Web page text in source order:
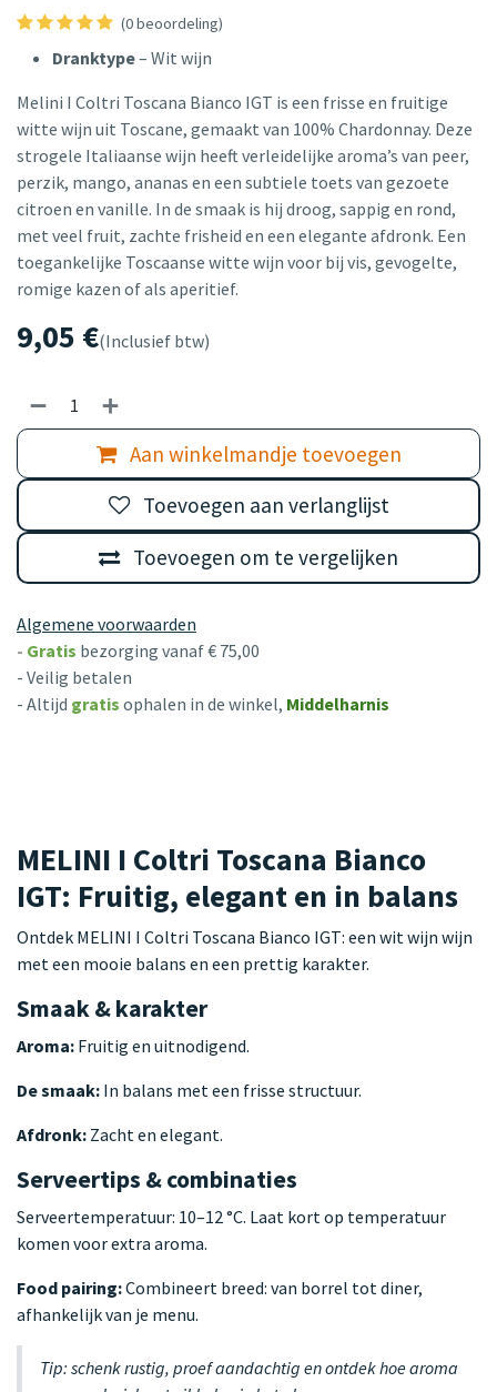
(0 beoordeling)
Dranktype– Wit wijn
Melini I Coltri Toscana Bianco IGT is een frisse en fruitige
witte wijn uit Toscane, gemaakt van 100% Chardonnay. Deze
strogele Italiaanse wijn heeft verleidelijke aroma’s van peer,
perzik, mango, ananas en een subtiele toets van gezoete
citroen en vanille. In de smaak is hij droog, sappig en rond,
met veel fruit, zachte frisheid en een elegante afdronk. Een
toegankelijke Toscaanse witte wijn voor bij vis, gevogelte,
romige kazen of als aperitief.
9,05 €(Inclusief btw)
Aan winkelmandje toevoegen
Toevoegen om te vergelijken
Toevoegen aan verlanglijst
Algemene voorwaarden
- Gratis bezorging vanaf € 75,00
- Veilig betalen
- Altijd gratis ophalen in de winkel, Middelharnis
MELINI I Coltri Toscana Bianco
IGT: Fruitig, elegant en in balans
Ontdek MELINI I Coltri Toscana Bianco IGT: een wit wijn wijn
met een mooie balans en een prettig karakter.
Smaak & karakter
Aroma: Fruitig en uitnodigend.
De smaak: In balans met een frisse structuur.
Afdronk: Zacht en elegant.
Serveertips & combinaties
Serveertemperatuur: 10–12 °C. Laat kort op temperatuur
komen voor extra aroma.
Food pairing:Combineert breed: van borrel tot diner,
afhankelijk van je menu.
Tip: schenk rustig, proef aandachtig en ontdek hoe aroma